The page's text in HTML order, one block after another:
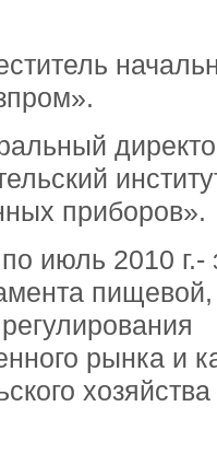
приборов».
июль 2010 г.-
рынка и